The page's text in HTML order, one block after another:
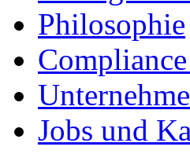
Philosophie
Jobs und